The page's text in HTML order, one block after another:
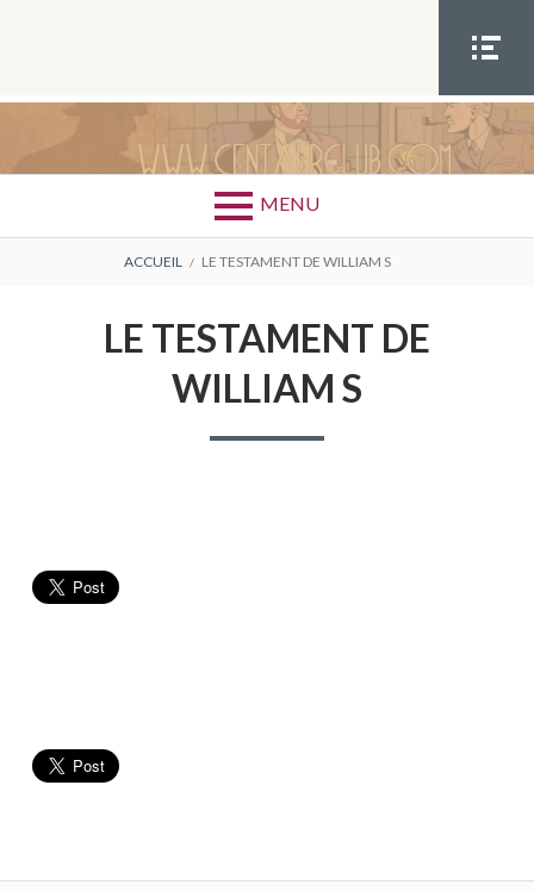
MEN
U
SOCIA
MENU
D'ARIANE
ACCUEIL LE TESTAMENT DE WILLIAM S
LE TESTAMENT DE
WILLIAM S